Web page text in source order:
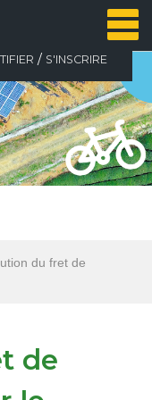
/ S'INSCRIRE
▼
du fret de
de